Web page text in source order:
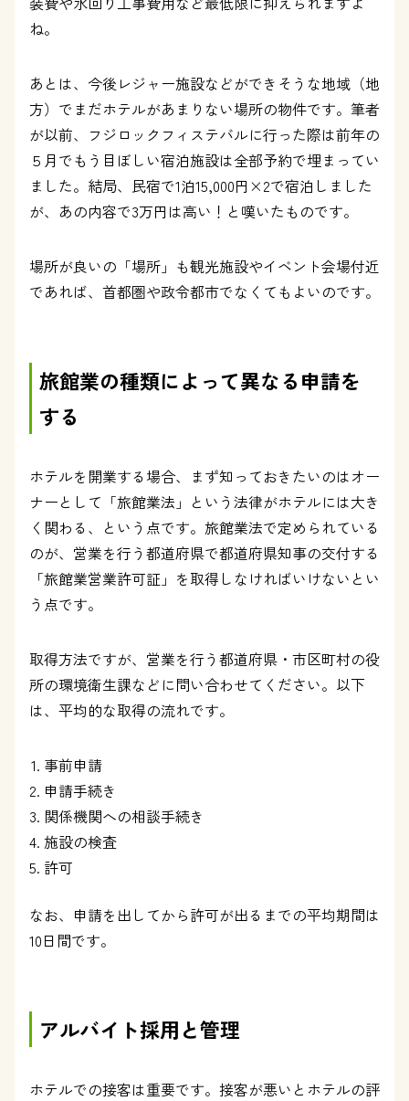
ね。
あとは、今後レジャー施設などができそうな地域（地
方）でまだホテルがあまりない場所の物件です。筆者
が以前、フジロックフィステバルに行った際は前年の
５月でもう目ぼしい宿泊施設は全部予約で埋まってい
ました。結局、民宿で1泊15,000円×2で宿泊しました
が、あの内容で3万円は高い！と嘆いたものです。
場所が良いの「場所」も観光施設やイベント会場付近
であれば、首都圏や政令都市でなくてもよいのです。
旅館業の種類によって異なる申請を
する
ホテルを開業する場合、まず知っておきたいのはオー
ナーとして「旅館業法」という法律がホテルには大き
く関わる、という点です。旅館業法で定められている
のが、営業を行う都道府県で都道府県知事の交付する
「旅館業営業許可証」を取得しなければいけないとい
う点です。
取得方法ですが、営業を行う都道府県・市区町村の役
所の環境衛生課などに問い合わせてください。以下
は、平均的な取得の流れです。
事前申請
申請手続き
関係機関への相談手続き
施設の検査
許可
なお、申請を出してから許可が出るまでの平均期間は
10日間です。
アルバイト採用と管理
ホテルでの接客は重要です。接客が悪いとホテルの評